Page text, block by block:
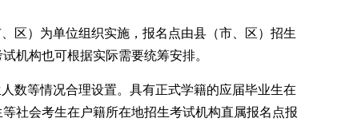
区）为单位组织实施，报名点由县（市、区）招生
机构也可根据实际需要统筹安排。
数等情况合理设置。具有正式学籍的应届毕业生在
社会考生在户籍所在地招生考试机构直属报名点报